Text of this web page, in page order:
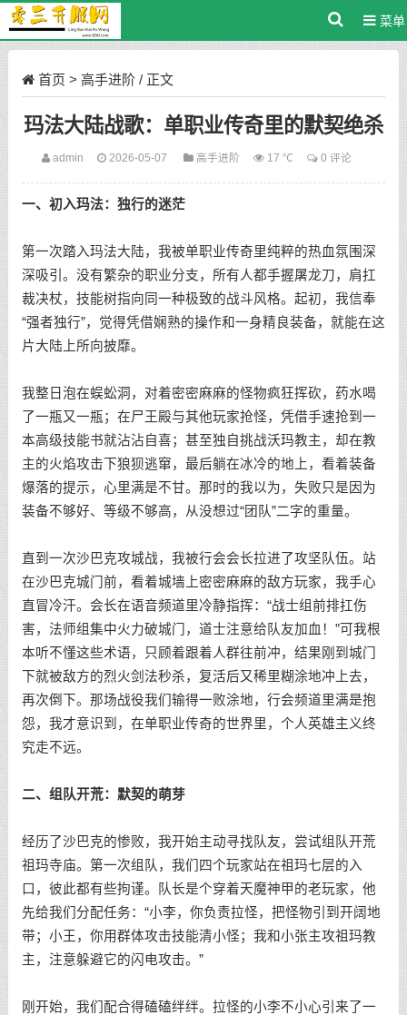
菜单
首页 > 高手进阶/ 正文
玛法大陆战歌：单职业传奇里的默契绝杀
admin 2026-05-07 高手进阶 17 ℃ 0 评论
一、初入玛法：独行的迷茫
第一次踏入玛法大陆，我被单职业传奇里纯粹的热血氛围深
深吸引。没有繁杂的职业分支，所有人都手握屠龙刀，肩扛
裁决杖，技能树指向同一种极致的战斗风格。起初，我信奉
“强者独行”，觉得凭借娴熟的操作和一身精良装备，就能在这
片大陆上所向披靡。
我整日泡在蜈蚣洞，对着密密麻麻的怪物疯狂挥砍，药水喝
了一瓶又一瓶；在尸王殿与其他玩家抢怪，凭借手速抢到一
本高级技能书就沾沾自喜；甚至独自挑战沃玛教主，却在教
主的火焰攻击下狼狈逃窜，最后躺在冰冷的地上，看着装备
爆落的提示，心里满是不甘。那时的我以为，失败只是因为
装备不够好、等级不够高，从没想过“团队”二字的重量。
直到一次沙巴克攻城战，我被行会会长拉进了攻坚队伍。站
在沙巴克城门前，看着城墙上密密麻麻的敌方玩家，我手心
直冒冷汗。会长在语音频道里冷静指挥：“战士组前排扛伤
害，法师组集中火力破城门，道士注意给队友加血！”可我根
本听不懂这些术语，只顾着跟着人群往前冲，结果刚到城门
下就被敌方的烈火剑法秒杀，复活后又稀里糊涂地冲上去，
再次倒下。那场战役我们输得一败涂地，行会频道里满是抱
怨，我才意识到，在单职业传奇的世界里，个人英雄主义终
究走不远。
二、组队开荒：默契的萌芽
经历了沙巴克的惨败，我开始主动寻找队友，尝试组队开荒
祖玛寺庙。第一次组队，我们四个玩家站在祖玛七层的入
口，彼此都有些拘谨。队长是个穿着天魔神甲的老玩家，他
先给我们分配任务：“小李，你负责拉怪，把怪物引到开阔地
带；小王，你用群体攻击技能清小怪；我和小张主攻祖玛教
主，注意躲避它的闪电攻击。”
刚开始，我们配合得磕磕绊绊。拉怪的小李不小心引来了一